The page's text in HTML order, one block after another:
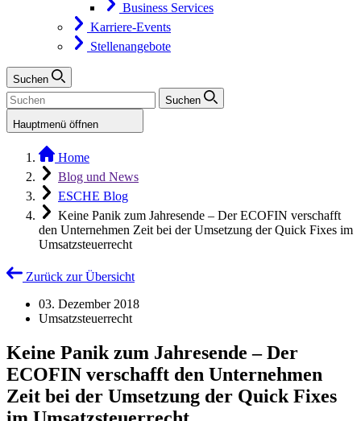
Business Services
Karriere-Events
Stellenangebote
Suchen
Suchen
Hauptmenü öffnen
Home
Blog und News
ESCHE Blog
Keine Panik zum Jahresende – Der ECOFIN verschafft
den Unternehmen Zeit bei der Umsetzung der Quick Fixes im
Umsatzsteuerrecht
Zurück zur Übersicht
03. Dezember 2018
Umsatzsteuerrecht
Keine Panik zum Jahresende – Der
ECOFIN verschafft den Unternehmen
Zeit bei der Umsetzung der Quick Fixes